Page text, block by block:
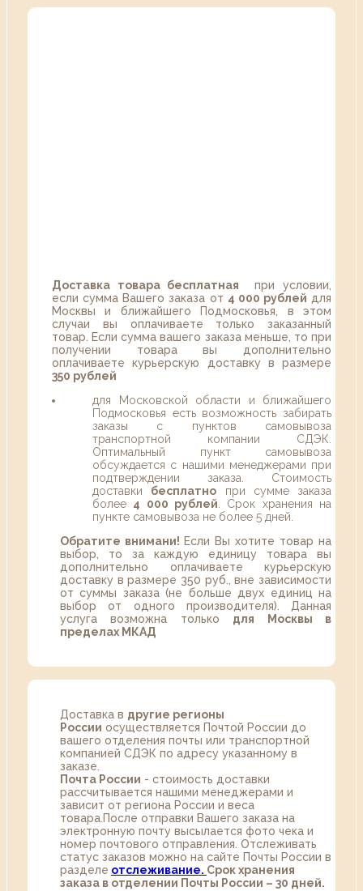
Доставка товара бесплатная при условии,
если сумма Вашего заказа от 4 000 рублей для
Москвы и ближайшего Подмосковья, в этом
случаи вы оплачиваете только заказанный
товар. Если сумма вашего заказа меньше, то при
получении товара вы дополнительно
оплачиваете курьерскую доставку в размере
350 рублей
для Московской области и ближайшего
Подмосковья есть возможность забирать
заказы с пунктов самовывоза
транспортной компании СДЭК.
Оптимальный пункт самовывоза
обсуждается с нашими менеджерами при
подтверждении заказа. Стоимость
доставки бесплатно при сумме заказа
более 4 000 рублей . Срок хранения на
пункте самовывоза не более 5 дней.
Обратите внимани! Если Вы хотите товар на
выбор, то за каждую единицу товара вы
дополнительно оплачиваете курьерскую
доставку в размере 350 руб., вне зависимости
от суммы заказа (не больше двух единиц на
выбор от одного производителя). Данная
услуга возможна только для Москвы в
пределах МКАД
Доставка в другие регионы
России осуществляется Почтой России до
вашего отделения почты или транспортной
компанией СДЭК по адресу указанному в
заказе.
Почта России - стоимость доставки
рассчитывается нашими менеджерами и
зависит от региона России и веса
товара.После отправки Вашего заказа на
электронную почту высылается фото чека и
номер почтового отправления. Отслеживать
статус заказов можно на сайте Почты России в
разделе oтслеживание. Срок хранения
заказа в отделении Почты России – 30 дней.